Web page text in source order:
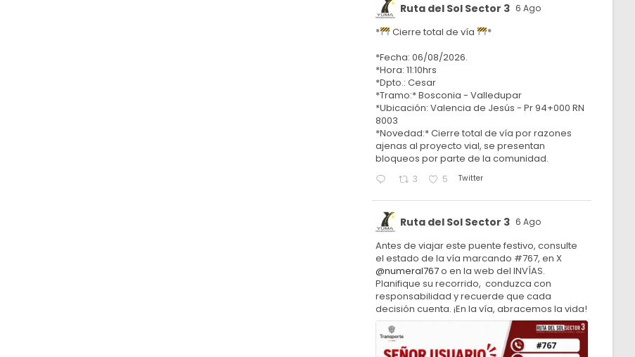
Ruta del Sol Sector 3 6 Ago
* Cierre total de vía
*
*Fecha: 06/08/2026.
*Hora: 11:10hrs
*Dpto.: Cesar
*Tramo:* Bosconia - Valledupar
*Ubicación: Valencia de Jesús - Pr 94+000 RN
8003
*Novedad:* Cierre total de vía por razones
ajenas al proyecto vial, se presentan
bloqueos por parte de la comunidad.
3 5 Twitter
Ruta del Sol Sector 3 6 Ago
Antes de viajar este puente festivo, consulte
el estado de la vía marcando #767, en X
@numeral767o en la web del INVÍAS.
Planifique su recorrido, conduzca con
responsabilidad y recuerde que cada
decisión cuenta. ¡En la vía, abracemos la vida!